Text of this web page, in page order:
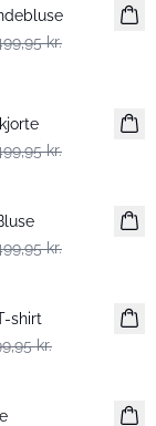
kr.
kr.
kr.
shirt
kr.